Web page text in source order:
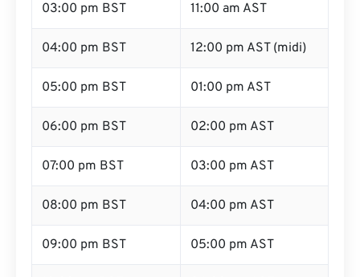
03:00 pm BST 11:00 am AST
04:00 pm BST 12:00 pm AST (midi)
05:00 pm BST 01:00 pm AST
06:00 pm BST 02:00 pm AST
07:00 pm BST 03:00 pm AST
08:00 pm BST 04:00 pm AST
09:00 pm BST 05:00 pm AST